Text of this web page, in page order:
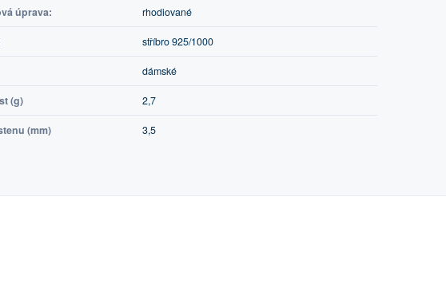
úprava: rhodiované
stříbro 925/1000
dámské
(g) 2,7
(mm) 3,5